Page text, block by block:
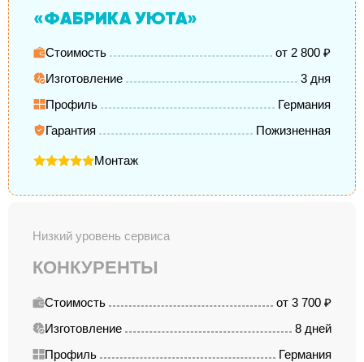
«ФАБРИКА УЮТА»
Стоимость
от 2 800 ₽
Изготовление
3 дня
Профиль
Германия
Гарантия
Пожизненная
Монтаж
Низкий уровень сервиса
КОНКУРЕНТЫ
Стоимость
от 3 700 ₽
Изготовление
8 дней
Профиль
Германия